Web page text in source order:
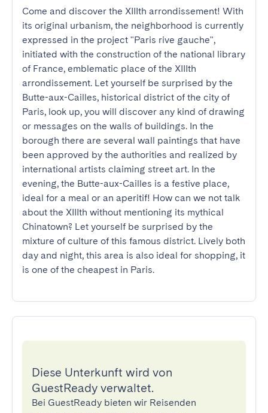
Come and discover the XIIIth arrondissement! With
its original urbanism, the neighborhood is currently
expressed in the project "Paris rive gauche",
initiated with the construction of the national library
of France, emblematic place of the XIIIth
arrondissement. Let yourself be surprised by the
Butte-aux-Cailles, historical district of the city of
Paris, look up, you will discover any kind of drawing
or messages on the walls of buildings. In the
borough there are several wall paintings that have
been approved by the authorities and realized by
international artists claiming street art. In the
evening, the Butte-aux-Cailles is a festive place,
ideal for a meal or an aperitif! How can we not talk
about the XIIIth without mentioning its mythical
Chinatown? Let yourself be surprised by the
mixture of culture of this famous district. Lively both
day and night, this area is also ideal for shopping, it
is one of the cheapest in Paris.
Diese Unterkunft wird von
GuestReady verwaltet.
Bei GuestReady bieten wir Reisenden